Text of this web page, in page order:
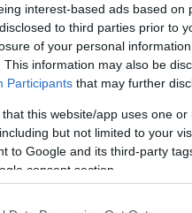
interest-based ads based
to third parties prior to
of your personal
This information may also be
Participants that may further
that this website/app uses one
but not limited to your
to Google and its third-party
consent section.